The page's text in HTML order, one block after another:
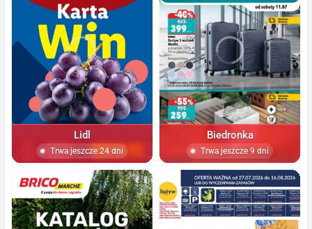
Lidl
Trwa jeszcze 24 dni
Biedronka
Trwa jeszcze 9 dni